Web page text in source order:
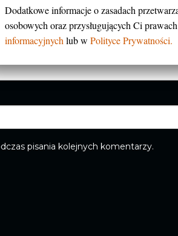
pisania kolejnych komentarzy.
Dodatkowe informacje o zasadach
osobowych oraz przysługujących Ci
informacyjnych lub wPolityce Prywatności.